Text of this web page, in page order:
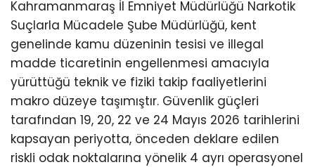
Kahramanmaraş İl Emniyet Müdürlüğü Narkotik
Suçlarla Mücadele Şube Müdürlüğü, kent
genelinde kamu düzeninin tesisi ve illegal
madde ticaretinin engellenmesi amacıyla
yürüttüğü teknik ve fiziki takip faaliyetlerini
makro düzeye taşımıştır. Güvenlik güçleri
tarafından 19, 20, 22 ve 24 Mayıs 2026 tarihlerini
kapsayan periyotta, önceden deklare edilen
riskli odak noktalarına yönelik 4 ayrı operasyonel